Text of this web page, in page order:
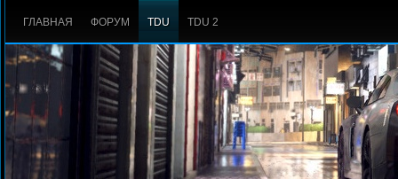
ГЛАВНАЯ ФОРУМ TDU TDU 2